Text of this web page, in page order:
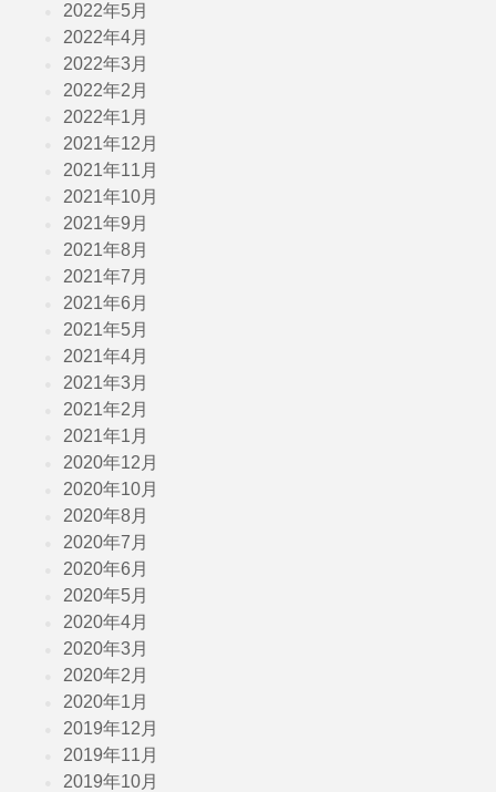
2022年5月
2022年4月
2022年3月
2022年2月
2022年1月
2021年12月
2021年11月
2021年10月
2021年9月
2021年8月
2021年7月
2021年6月
2021年5月
2021年4月
2021年3月
2021年2月
2021年1月
2020年12月
2020年10月
2020年8月
2020年7月
2020年6月
2020年5月
2020年4月
2020年3月
2020年2月
2020年1月
2019年12月
2019年11月
2019年10月